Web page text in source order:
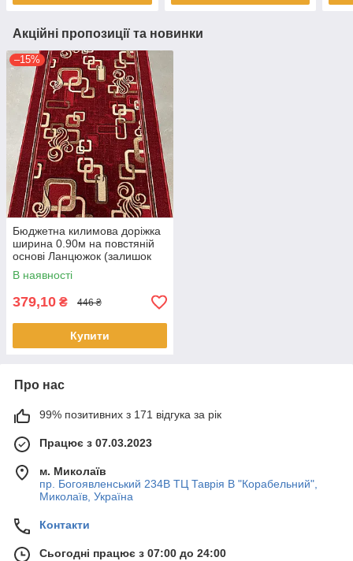
Акційні пропозиції та новинки
–15%
Бюджетна килимова доріжка
ширина 0.90м на повстяній
основі Ланцюжок (залишок
1.30м)
В наявності
379,10 ₴ 446 ₴
Купити
Про нас
99% позитивних з 171 відгука за рік
Працює з 07.03.2023
м. Миколаїв
пр. Богоявленський 234В ТЦ Таврія В "Корабельний",
Миколаїв, Україна
Контакти
Сьогодні працює з 07:00 до 24:00